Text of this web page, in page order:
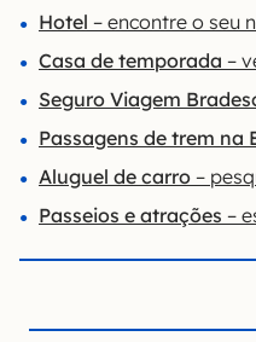
Hotel – encontre o seu
Casa de temporada –
Seguro Viagem
Passagens de trem na
Aluguel de carro –
Passeios e atrações –